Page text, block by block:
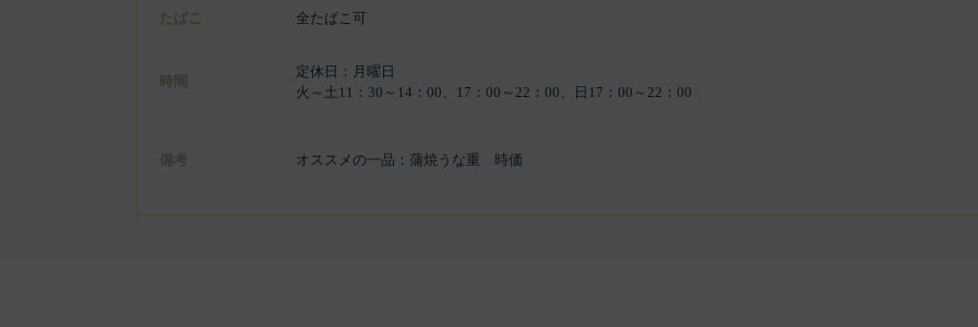
たばこ 全たばこ可
時間
定休日：月曜日
火～土11：30～14：00、17：00～22：00、日17：00～22：00
備考 オススメの一品：蒲焼うな重 時価